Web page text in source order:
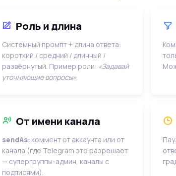
Роль и длина
Системный промпт + длина ответа:
короткий / средний / длинный /
развёрнутый. Пример роли: «Задавай
уточняющие вопросы».
От имени канала
sendAs: коммент от аккаунта или от
канала (где Telegram это разрешает
— супергруппы-админ, каналы с
подписями).